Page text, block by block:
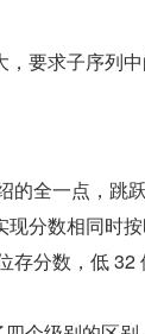
要求子序列
的全一点，跳
分数相同时
存分数，低